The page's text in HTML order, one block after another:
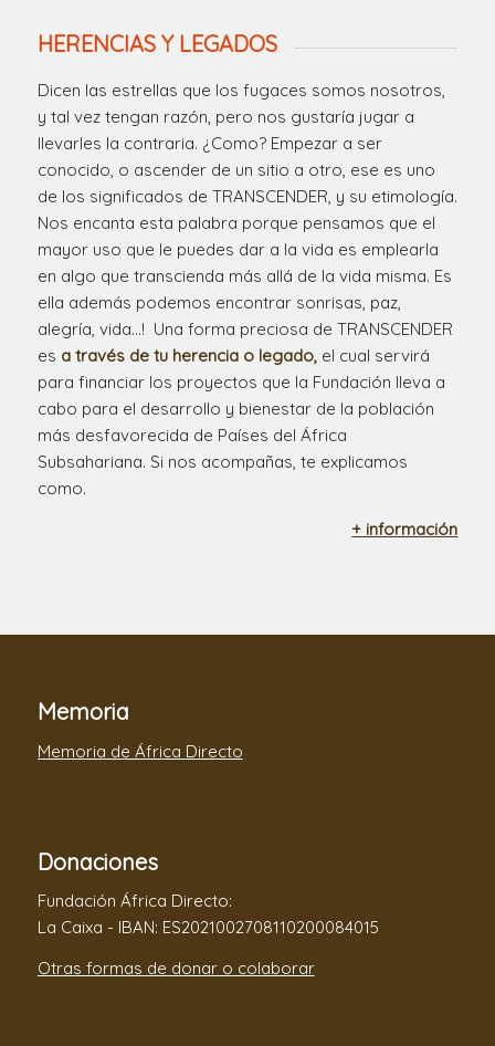
HERENCIAS Y LEGADOS
Dicen las estrellas que los fugaces somos nosotros,
y tal vez tengan razón, pero nos gustaría jugar a
llevarles la contraria. ¿Como? Empezar a ser
conocido, o ascender de un sitio a otro, ese es uno
de los significados de TRANSCENDER, y su etimología.
Nos encanta esta palabra porque pensamos que el
mayor uso que le puedes dar a la vida es emplearla
en algo que transcienda más allá de la vida misma. Es
ella además podemos encontrar sonrisas, paz,
alegría, vida…! Una forma preciosa de TRANSCENDER
es a través de tu herencia o legado, el cual servirá
para financiar los proyectos que la Fundación lleva a
cabo para el desarrollo y bienestar de la población
más desfavorecida de Países del África
Subsahariana. Si nos acompañas, te explicamos
como.
+ información
Memoria
Memoria de África Directo
Donaciones
Fundación África Directo:
La Caixa - IBAN: ES2021002708110200084015
Otras formas de donar o colaborar